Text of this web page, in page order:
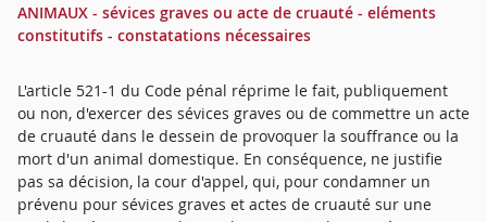
ANIMAUX - sévices graves ou acte de cruauté - eléments
constitutifs - constatations nécessaires
L'article 521-1 du Code pénal réprime le fait, publiquement
ou non, d'exercer des sévices graves ou de commettre un acte
de cruauté dans le dessein de provoquer la souffrance ou la
mort d'un animal domestique. En conséquence, ne justifie
pas sa décision, la cour d'appel, qui, pour condamner un
prévenu pour sévices graves et actes de cruauté sur une